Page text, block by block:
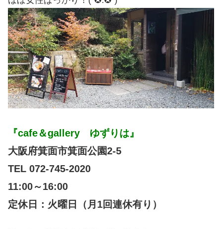
『cafe＆gallery ゆずりは』
大阪府箕面市箕面公園2-5
TEL 072-745-2020
11:00～16:00
定休日：火曜日（月1回連休有り）